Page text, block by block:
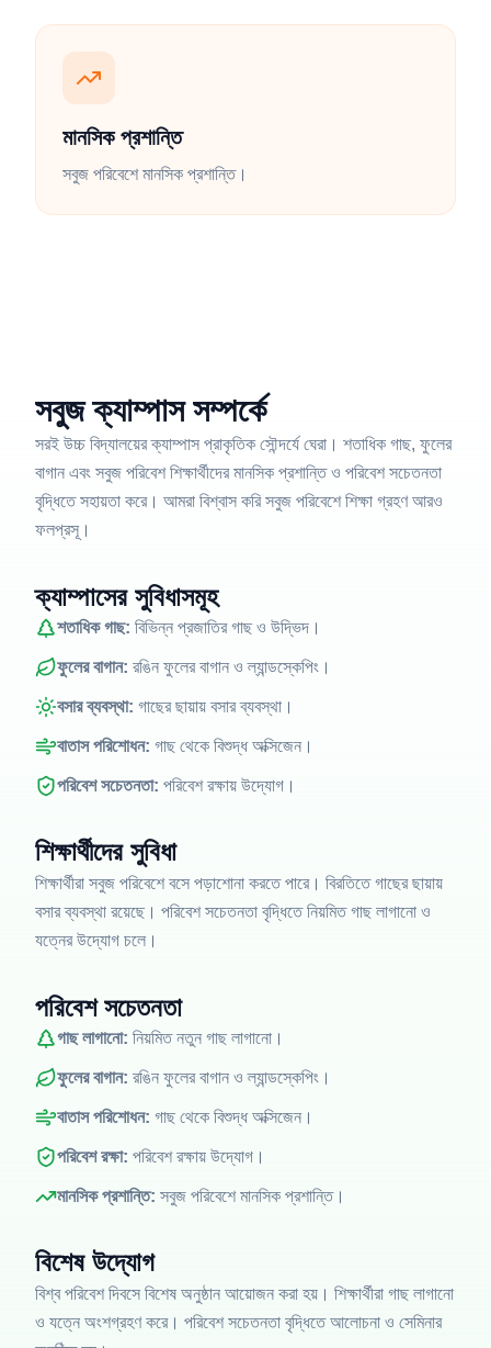
মানসিক প্রশান্তি
সবুজ পরিবেশে মানসিক প্রশান্তি।
সবুজ ক্যাম্পাস সম্পর্কে
সরই উচ্চ বিদ্যালয়ের ক্যাম্পাস প্রাকৃতিক সৌন্দর্যে ঘেরা। শতাধিক গাছ, ফুলের
বাগান এবং সবুজ পরিবেশ শিক্ষার্থীদের মানসিক প্রশান্তি ও পরিবেশ সচেতনতা
বৃদ্ধিতে সহায়তা করে। আমরা বিশ্বাস করি সবুজ পরিবেশে শিক্ষা গ্রহণ আরও
ফলপ্রসূ।
ক্যাম্পাসের সুবিধাসমূহ
শতাধিক গাছ: বিভিন্ন প্রজাতির গাছ ও উদ্ভিদ।
ফুলের বাগান: রঙিন ফুলের বাগান ও ল্যান্ডস্কেপিং।
বসার ব্যবস্থা: গাছের ছায়ায় বসার ব্যবস্থা।
বাতাস পরিশোধন: গাছ থেকে বিশুদ্ধ অক্সিজেন।
পরিবেশ সচেতনতা: পরিবেশ রক্ষায় উদ্যোগ।
শিক্ষার্থীদের সুবিধা
শিক্ষার্থীরা সবুজ পরিবেশে বসে পড়াশোনা করতে পারে। বিরতিতে গাছের ছায়ায়
বসার ব্যবস্থা রয়েছে। পরিবেশ সচেতনতা বৃদ্ধিতে নিয়মিত গাছ লাগানো ও
যত্নের উদ্যোগ চলে।
পরিবেশ সচেতনতা
গাছ লাগানো: নিয়মিত নতুন গাছ লাগানো।
ফুলের বাগান: রঙিন ফুলের বাগান ও ল্যান্ডস্কেপিং।
বাতাস পরিশোধন: গাছ থেকে বিশুদ্ধ অক্সিজেন।
পরিবেশ রক্ষা: পরিবেশ রক্ষায় উদ্যোগ।
মানসিক প্রশান্তি: সবুজ পরিবেশে মানসিক প্রশান্তি।
বিশেষ উদ্যোগ
বিশ্ব পরিবেশ দিবসে বিশেষ অনুষ্ঠান আয়োজন করা হয়। শিক্ষার্থীরা গাছ লাগানো
ও যত্নে অংশগ্রহণ করে। পরিবেশ সচেতনতা বৃদ্ধিতে আলোচনা ও সেমিনার